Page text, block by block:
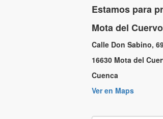
Estamos para
Mota del
Calle Don
16630 Mota del
Cuenca
Ver en Maps